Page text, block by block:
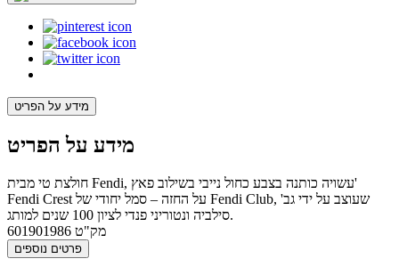
מידע על הפריט
מידע על הפריט
חולצת טי מבית Fendi, עשויה כותנה בצבע כחול נייבי בשילוב פאץ'
Fendi Crest על החזה – סמל יחודי של Fendi Club, שעוצב על ידי גב'
סילביה ונטוריני פנדי לציון 100 שנים למותג.
מק"ט 601901986
פרטים נוספים